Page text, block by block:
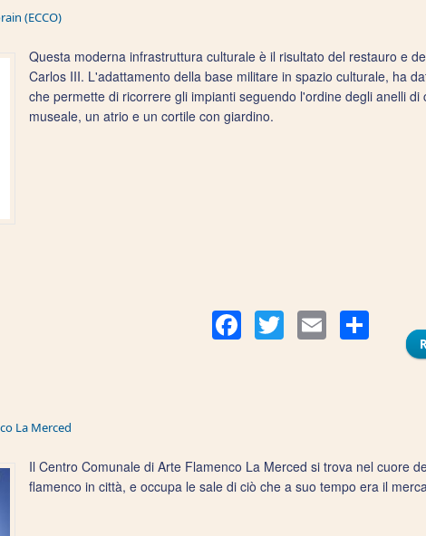
(ECCO)
Questa moderna infrastruttura culturale è il risultato del restauro e
Carlos III. L'adattamento della base militare in spazio culturale, ha
che permette di ricorrere gli impianti seguendo l'ordine degli anelli
museale, un atrio e un cortile con giardino.
FacebookTwitter Email
La Merced
Il Centro Comunale di Arte Flamenco La Merced si trova nel cuore
flamenco in città, e occupa le sale di ciò che a suo tempo era il